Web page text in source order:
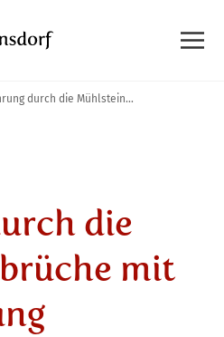
Führung durch die Mühlsteinbrüche mit Besichtigung Schaubergwerk
die
mit